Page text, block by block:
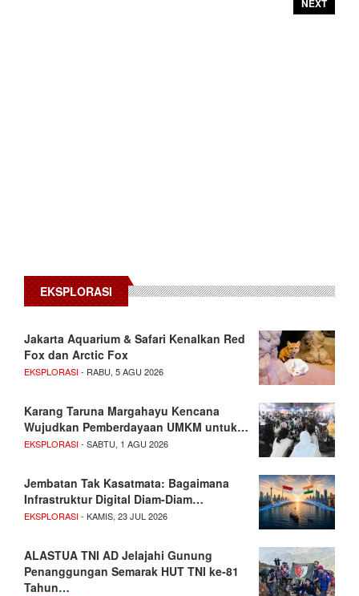
NEXT
EKSPLORASI
Jakarta Aquarium & Safari Kenalkan Red
Fox dan Arctic Fox
EKSPLORASI- RABU, 5 AGU 2026
Karang Taruna Margahayu Kencana
Wujudkan Pemberdayaan UMKM untuk…
EKSPLORASI- SABTU, 1 AGU 2026
Jembatan Tak Kasatmata: Bagaimana
Infrastruktur Digital Diam-Diam…
EKSPLORASI- KAMIS, 23 JUL 2026
ALASTUA TNI AD Jelajahi Gunung
Penanggungan Semarak HUT TNI ke-81
Tahun…